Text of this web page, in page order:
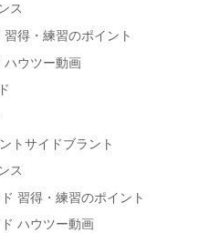
ス
得・練習のポイント
ハウツー動画
トサイドブラント
ス
習得・練習のポイント
ハウツー動画